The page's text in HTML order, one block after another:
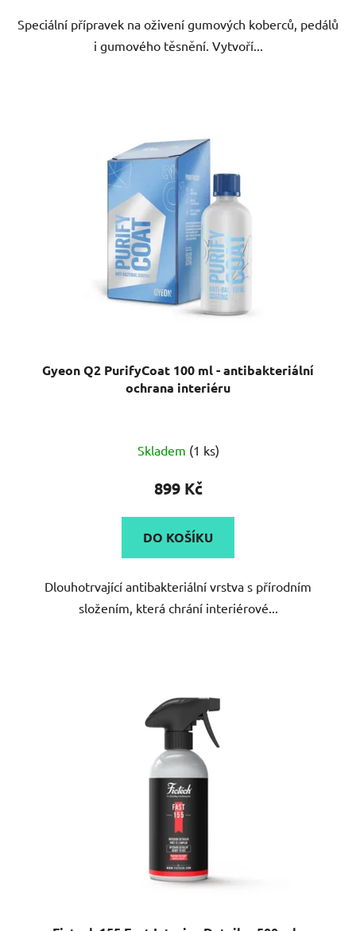
hvězdiček.
Speciální přípravek na oživení gumových koberců, pedálů
i gumového těsnění. Vytvoří...
Gyeon Q2 PurifyCoat 100 ml - antibakteriální
ochrana interiéru
Skladem (1 ks)
899 Kč
DO KOŠÍKU
Dlouhotrvající antibakteriální vrstva s přírodním
složením, která chrání interiérové...